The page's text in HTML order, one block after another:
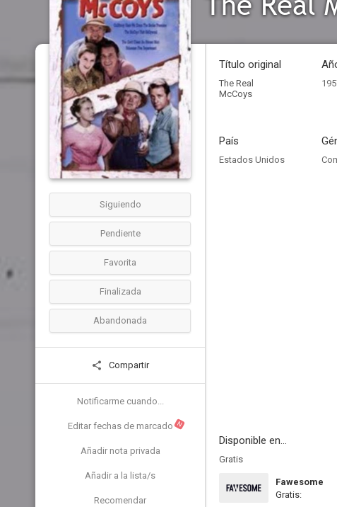
Siguiendo
Pendiente
Favorita
Finalizada
Abandonada
Compartir
Notificarme cuando...
Editar fechas de marcado N
Añadir nota privada
Añadir a la lista/s
Recomendar
Título original
The Real
McCoys
País
Estados Unidos
Disponible en...
Gratis
Fawesome
Gratis: